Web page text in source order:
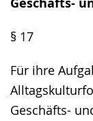
§ 17
Für ihre
Geschäfts-